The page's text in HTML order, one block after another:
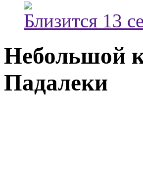
Близится 13
Небольшой
Падалеки